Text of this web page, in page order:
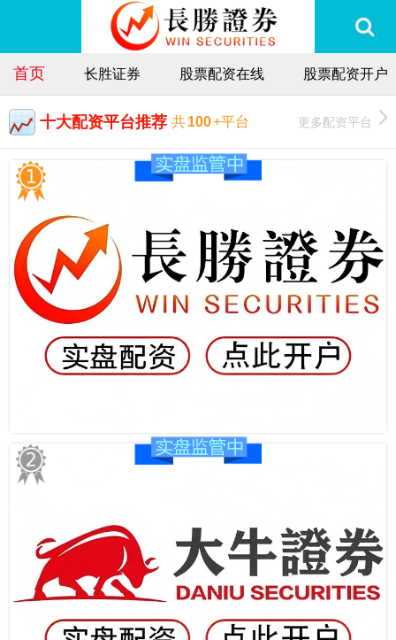
首页 长胜证券 股票配资在线 股票配资开户
十大配资平台推荐 共100+平台 更多配资平台